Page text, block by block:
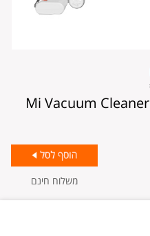
שואב אבק אלחוטי נטען דגם Mi Vacuum Cleaner
משלוח חינם